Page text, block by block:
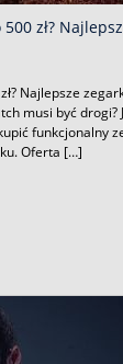
zł?
Najlepsze
musi być drogi?
funkcjonalny
Oferta […]